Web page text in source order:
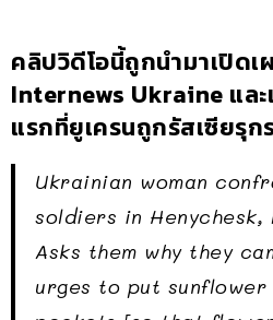
คลิปวิดีโอนี้ถูกนำมาเปิดเ
Internews Ukraine แล
แรกที่ยูเครนถูกรัสเซียรุก
Ukrainian woman
soldiers in Henychesk,
Asks them why they
urges to put